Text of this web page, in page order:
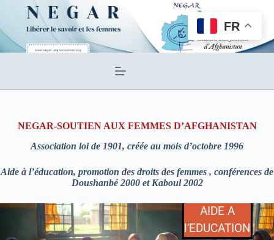
contenu
NEGAR-SOUTIEN AUX FEMMES D’AFGHANISTAN
Association loi de 1901, créée au mois d’octobre 1996
Aide à l’éducation, promotion des droits des femmes , conférences de
Doushanbé 2000 et Kaboul 2002
AIDE A
l'EDUCATION
FR